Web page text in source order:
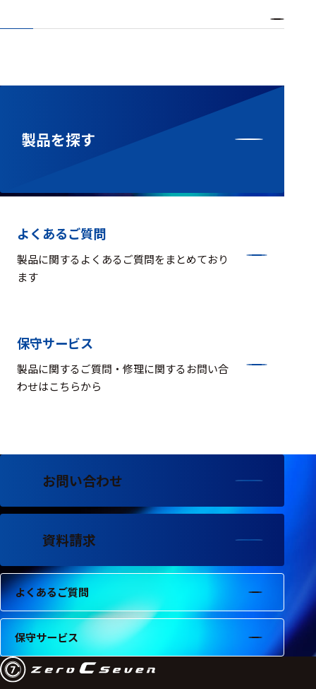
製品を探す
よくあるご質問
製品に関するよくあるご質問をまとめており
ます
保守サービス
製品に関するご質問・修理に関するお問い合
わせはこちらから
お問い合わせ
資料請求
よくあるご質問
保守サービス